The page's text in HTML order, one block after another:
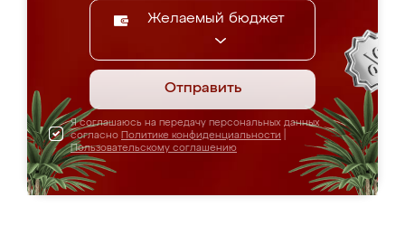
Желаемый бюджет
Отправить
Я соглашаюсь на передачу персональных данных
согласно Политике конфиденциальности
Пользовательскому соглашению